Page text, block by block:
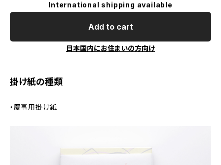
International shipping available
Add to cart
日本国内にお住まいの方向け
掛け紙の種類
・慶事用掛け紙